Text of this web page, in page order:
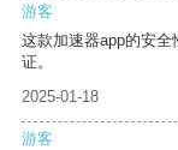
游客
这款加速器app的安
证。
2025-01-18
游客